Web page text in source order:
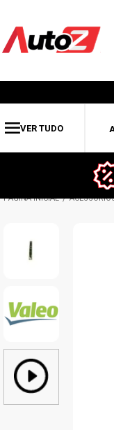
VER TUDO